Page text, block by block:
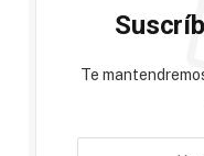
Te